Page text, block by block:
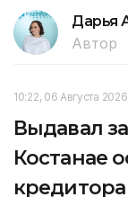
Дарья
Автор
10:22, 06 Августа 2026
Выдавал
Костанае
кредитора